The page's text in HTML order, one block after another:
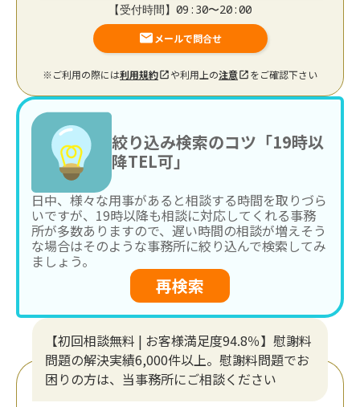
【受付時間】09:30〜20:00
メールで問合せ
※ご利用の際には利用規約 や利用上の注意 をご確認下さい
絞り込み検索のコツ「19時以
降TEL可」
日中、様々な用事があると相談する時間を取りづら
いですが、19時以降も相談に対応してくれる事務
所が多数ありますので、遅い時間の相談が増えそう
な場合はそのような事務所に絞り込んで検索してみ
ましょう。
再検索
【初回相談無料 | お客様満足度94.8％】慰謝料
問題の解決実績6,000件以上。慰謝料問題でお
困りの方は、当事務所にご相談ください